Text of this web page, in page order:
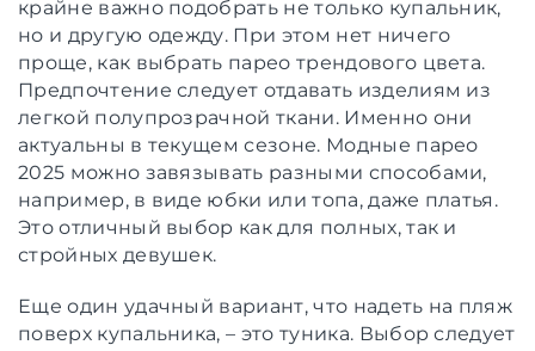
крайне важно подобрать не только купальник,
но и другую одежду. При этом нет ничего
проще, как выбрать парео трендового цвета.
Предпочтение следует отдавать изделиям из
легкой полупрозрачной ткани. Именно они
актуальны в текущем сезоне. Модные парео
2025 можно завязывать разными способами,
например, в виде юбки или топа, даже платья.
Это отличный выбор как для полных, так и
стройных девушек.
Еще один удачный вариант, что надеть на пляж
поверх купальника, – это туника. Выбор следует